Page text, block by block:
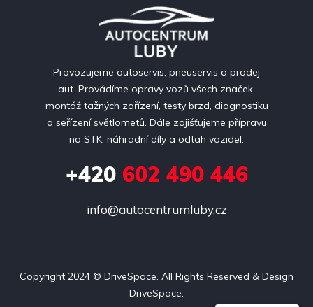
Provozujeme autoservis, pneuservis a prodej
aut. Provádíme opravy vozů všech značek,
montáž tažných zařízení, testy brzd, diagnostiku
a seřízení světlometů. Dále zajišťujeme přípravu
na STK, náhradní díly a odtah vozidel.
+420602 490 446
info@autocentrumluby.cz
Copyright 2024 © DriveSpace. All Rights Reserved & Design
DriveSpace.